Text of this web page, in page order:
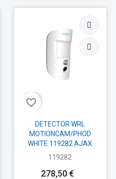
favorite_border
DETECTOR WRL
MOTIONCAM/PHOD
WHITE 119282 AJAX
119282
278,50 €